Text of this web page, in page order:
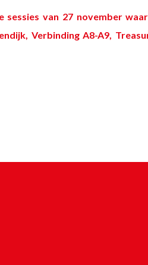
sessies van 27 november
Verbinding A8-A9 ,